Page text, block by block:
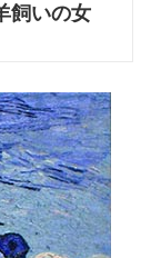
飼いの女